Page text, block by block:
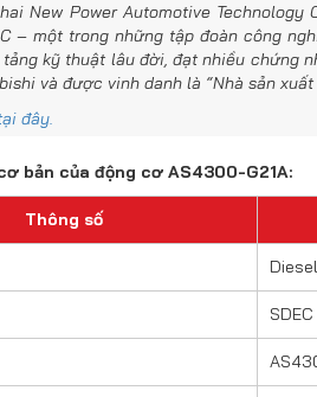
New Power Automotive
– một trong những tập đoàn công
tảng kỹ thuật lâu đời, đạt nhiều chứng
và được vinh danh là “Nhà sản
đây.
bản của động cơ AS4300-G21A:
Thông số